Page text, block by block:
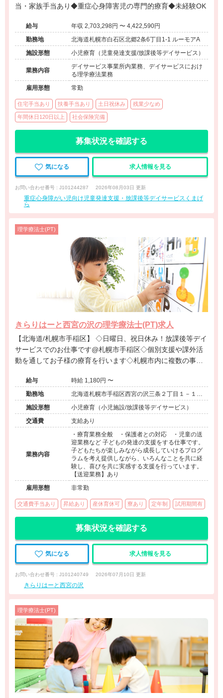
当・家族手当あり◆重症心身障害児の専門的療育◆未経験OK
給与
年収 2,703,298円 〜 4,422,590円
勤務地
北海道札幌市白石区北郷2条6丁目1-1 ルーモアA
施設形態
小児療育（児童発達支援/放課後等デイサービス）
業務内容
デイサービス事業所内業務、デイサービスにおけ
る理学療法業務
雇用形態
常勤
住宅手当あり 扶養手当あり 土日祝休み 残業少なめ
年間休日120日以上 社会保険完備
募集状況を確認する
気になる 求人情報を見る
お問い合わせ番号 : J101244287 2026年08月03日 更新
重症心身障がい児向け児童発達支援・放課後等デイサービスくまげ
ら
理学療法士(PT)
きらりはーと西宮の沢の理学療法士(PT)求人
【北海道/札幌市手稲区】 ◇日曜日、祝日休み！放課後等デイ
サービスでのお仕事です@札幌市手稲区◇個別支援や課外活
動を通してお子様の療育を行います◇札幌市内に複数の事業
す◇給与
時給 1,180円 〜
勤務地
北海道札幌市手稲区西宮の沢三条２丁目１－１
２ トップワークビル１Ｆ
施設形態
小児療育（小児施設/放課後等デイサービス）
交通費
支給あり
業務内容
・療育業務全般 ・保護者との対応 ・児童の送
迎業務など 子どもの発達の支援をする仕事です。
子どもたちが楽しみながら成長していけるプログ
ラムを考え提供しながら、いろんなことを共に経
験し、喜びを共に実感する支援を行っています。
【送迎業務】あり
雇用形態
非常勤
交通費手当あり 昇給あり 産休育休可 寮あり 定年制 試用期間有
募集状況を確認する
気になる 求人情報を見る
お問い合わせ番号 : J101240749 2026年07月10日 更新
きらりはーと西宮の沢
理学療法士(PT)